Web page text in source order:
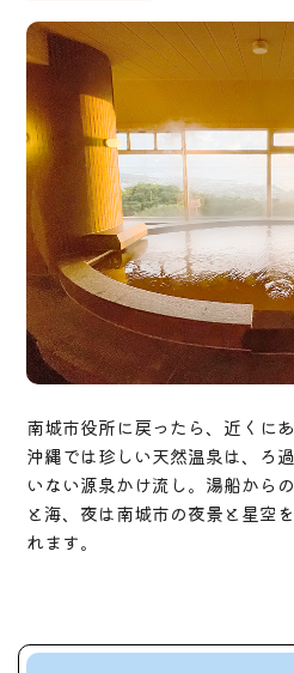
南城市役所に戻ったら、近くに
沖縄では珍しい天然温泉は、ろ
いない源泉かけ流し。湯船から
と海、夜は南城市の夜景と星空
れます。